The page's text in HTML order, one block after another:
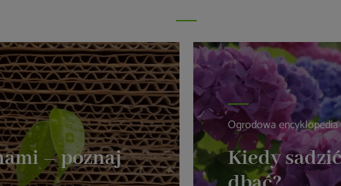
– poznaj
Ogrodowa encyklopedia
Kiedy